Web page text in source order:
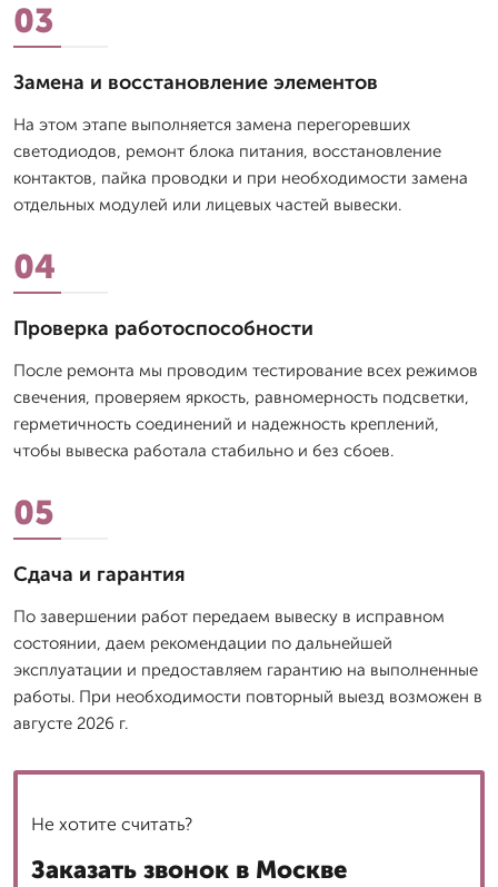
03
Замена и восстановление элементов
На этом этапе выполняется замена перегоревших
светодиодов, ремонт блока питания, восстановление
контактов, пайка проводки и при необходимости замена
отдельных модулей или лицевых частей вывески.
04
Проверка работоспособности
После ремонта мы проводим тестирование всех режимов
свечения, проверяем яркость, равномерность подсветки,
герметичность соединений и надежность креплений,
чтобы вывеска работала стабильно и без сбоев.
05
Сдача и гарантия
По завершении работ передаем вывеску в исправном
состоянии, даем рекомендации по дальнейшей
эксплуатации и предоставляем гарантию на выполненные
работы. При необходимости повторный выезд возможен в
августе 2026 г.
Не хотите считать?
Заказать звонок в Москве